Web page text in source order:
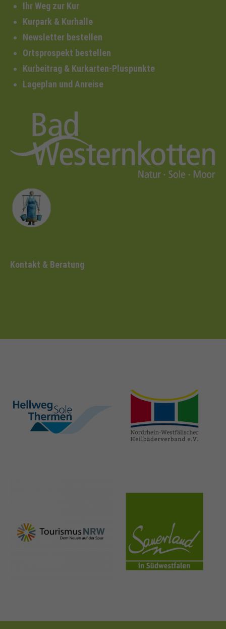
Ihr Weg zur Kur
Kurpark & Kurhalle
Newsletter bestellen
Ortsprospekt bestellen
Kurbeitrag & Kurkarten-Pluspunkte
Lageplan und Anreise
Kontakt & Beratung
hellweg-sole-
thermen.de
heilbaeder.de
nrw-
tourismus.de
sauerland.co
m